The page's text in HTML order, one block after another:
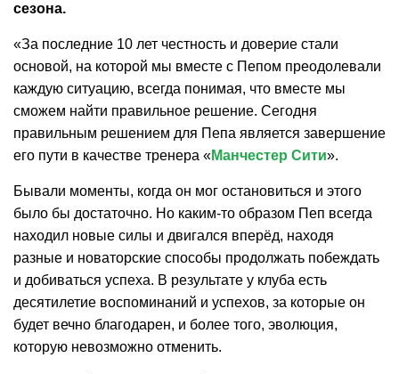
сезона.
«За последние 10 лет честность и доверие стали
основой, на которой мы вместе с Пепом преодолевали
каждую ситуацию, всегда понимая, что вместе мы
сможем найти правильное решение. Сегодня
правильным решением для Пепа является завершение
его пути в качестве тренера «Манчестер Сити».
Бывали моменты, когда он мог остановиться и этого
было бы достаточно. Но каким-то образом Пеп всегда
находил новые силы и двигался вперёд, находя
разные и новаторские способы продолжать побеждать
и добиваться успеха. В результате у клуба есть
десятилетие воспоминаний и успехов, за которые он
будет вечно благодарен, и более того, эволюция,
которую невозможно отменить.